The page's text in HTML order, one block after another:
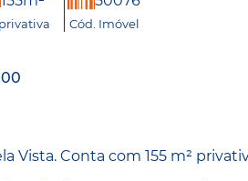
Cód. Imóvel
Vista. Conta com 155 m²